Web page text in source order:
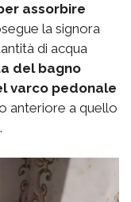
assorbire
la signora
di acqua
del bagno
varco pedonale
anteriore a quello